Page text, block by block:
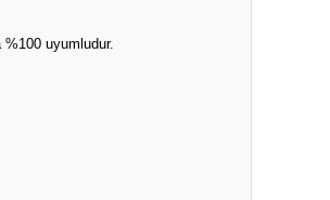
%100 uyumludur.